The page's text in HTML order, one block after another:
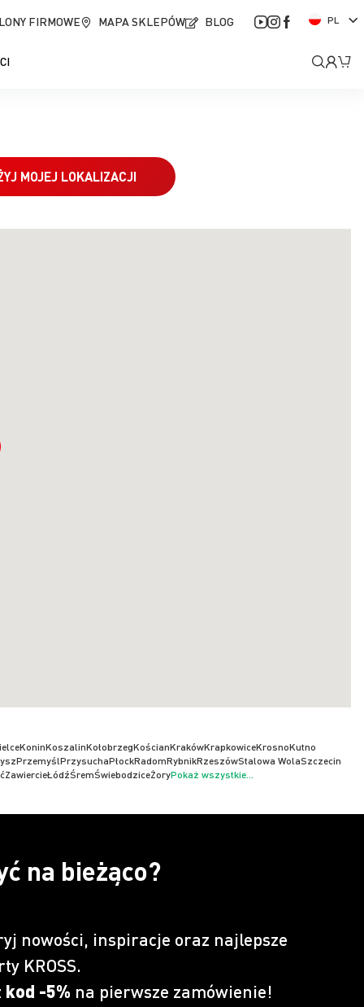
FIRMOWE MAPA SKLEPÓW BLOG
J
y
PL
Moje
MOJEJ LOKALIZACJI
KoninKoszalinKołobrzegKościanKrakówKrapkowiceKrosnoKutno
PrzemyślPrzysuchaPłockRadomRybnikRzeszówStalowa WolaSzczecin
ZawiercieŁódźŚremŚwiebodziceŻoryPokaż wszystkie...
na bieżąco?
nowości, inspiracje oraz najlepsze
KROSS.
kod -5% na pierwsze zamówienie!